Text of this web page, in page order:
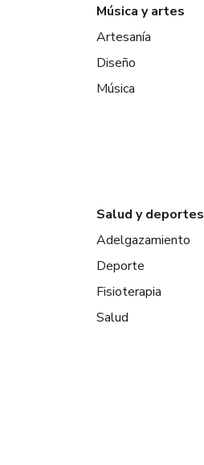
Música y artes
Artesanía
Diseño
Música
Salud y deportes
Adelgazamiento
Deporte
Fisioterapia
Salud